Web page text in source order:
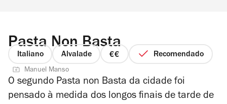
Pasta Non Basta
Italiano Alvalade
preço
de
4
Recomendado
Manuel Manso
O segundo Pasta non Basta da cidade foi
pensado à medida dos longos finais de tarde de